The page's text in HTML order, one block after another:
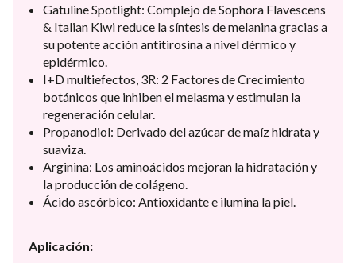
Gatuline Spotlight: Complejo de Sophora Flavescens
& Italian Kiwi reduce la síntesis de melanina gracias a
su potente acción antitirosina a nivel dérmico y
epidérmico.
I+D multiefectos, 3R: 2 Factores de Crecimiento
botánicos que inhiben el melasma y estimulan la
regeneración celular.
Propanodiol: Derivado del azúcar de maíz hidrata y
suaviza.
Arginina: Los aminoácidos mejoran la hidratación y
la producción de colágeno.
Ácido ascórbico: Antioxidante e ilumina la piel.
Aplicación: